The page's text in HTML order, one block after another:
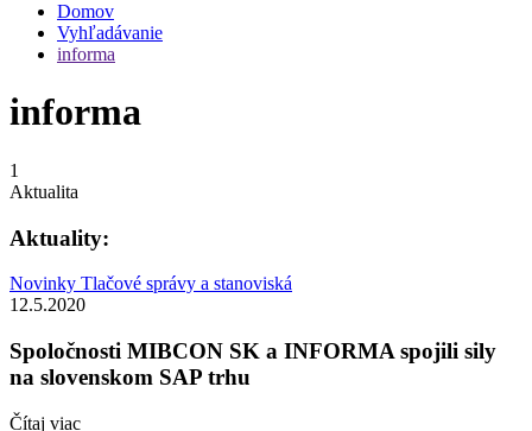
Domov
Vyhľadávanie
informa
informa
1
Aktualita
Aktuality:
Novinky Tlačové správy a stanoviská
12.5.2020
Spoločnosti MIBCON SK a INFORMA spojili sily
na slovenskom SAP trhu
Čítaj viac